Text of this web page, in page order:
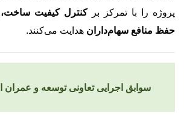
پروژه را با تمرکز برکنترل کیفیت
حفظ منافع سهام‌داران هدایت می‌کنند.
سوابق اجرایی تعاونی توسعه و عمران